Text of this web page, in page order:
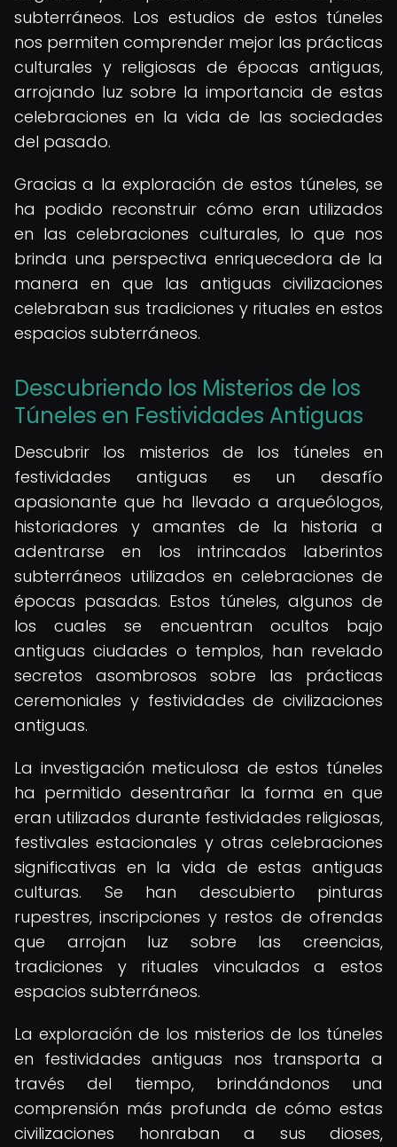
subterráneos. Los estudios de estos túneles
nos permiten comprender mejor las prácticas
culturales y religiosas de épocas antiguas,
arrojando luz sobre la importancia de estas
celebraciones en la vida de las sociedades
del pasado.
Gracias a la exploración de estos túneles, se
ha podido reconstruir cómo eran utilizados
en las celebraciones culturales, lo que nos
brinda una perspectiva enriquecedora de la
manera en que las antiguas civilizaciones
celebraban sus tradiciones y rituales en estos
espacios subterráneos.
Descubriendo los Misterios de los
Túneles en Festividades Antiguas
Descubrir los misterios de los túneles en
festividades antiguas es un desafío
apasionante que ha llevado a arqueólogos,
historiadores y amantes de la historia a
adentrarse en los intrincados laberintos
subterráneos utilizados en celebraciones de
épocas pasadas. Estos túneles, algunos de
los cuales se encuentran ocultos bajo
antiguas ciudades o templos, han revelado
secretos asombrosos sobre las prácticas
ceremoniales y festividades de civilizaciones
antiguas.
La investigación meticulosa de estos túneles
ha permitido desentrañar la forma en que
eran utilizados durante festividades religiosas,
festivales estacionales y otras celebraciones
significativas en la vida de estas antiguas
culturas. Se han descubierto pinturas
rupestres, inscripciones y restos de ofrendas
que arrojan luz sobre las creencias,
tradiciones y rituales vinculados a estos
espacios subterráneos.
La exploración de los misterios de los túneles
en festividades antiguas nos transporta a
través del tiempo, brindándonos una
comprensión más profunda de cómo estas
civilizaciones honraban a sus dioses,